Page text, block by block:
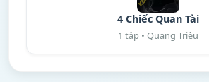
4 Chiếc Quan Tài
1 tập • Quang Triệu